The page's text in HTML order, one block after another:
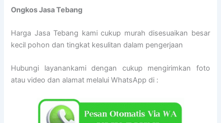
Ongkos Jasa Tebang
Harga Jasa Tebang kami cukup murah disesuaikan besar
kecil pohon dan tingkat kesulitan dalam pengerjaan
Hubungi layanankami dengan cukup mengirimkan foto
atau video dan alamat melalui WhatsApp di :